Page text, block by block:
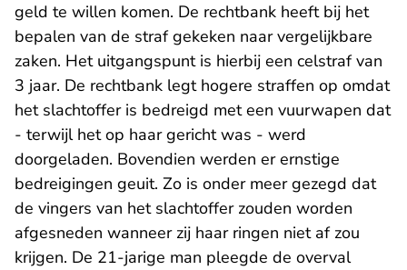
geld te willen komen. De rechtbank heeft bij het
bepalen van de straf gekeken naar vergelijkbare
zaken. Het uitgangspunt is hierbij een celstraf van
3 jaar. De rechtbank legt hogere straffen op omdat
het slachtoffer is bedreigd met een vuurwapen dat
- terwijl het op haar gericht was - werd
doorgeladen. Bovendien werden er ernstige
bedreigingen geuit. Zo is onder meer gezegd dat
de vingers van het slachtoffer zouden worden
afgesneden wanneer zij haar ringen niet af zou
krijgen. De 21-jarige man pleegde de overval